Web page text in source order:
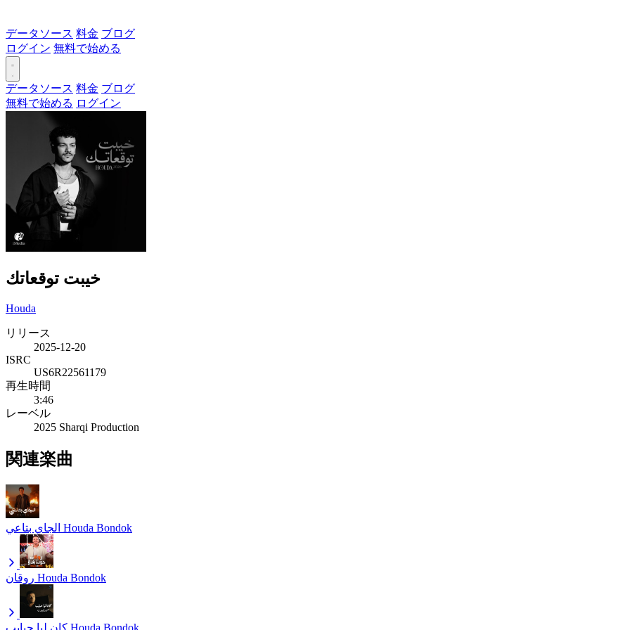
データソース 料金 ブログ
ログイン 無料で始める
データソース 料金 ブログ
無料で始める ログイン
خيبت توقعاتك
Houda
リリース
2025-12-20
ISRC
US6R22561179
再生時間
3:46
レーベル
2025 Sharqi Production
関連楽曲
الجاي بتاعي Houda Bondok
روقان Houda Bondok
كان ليا حبايب Houda Bondok